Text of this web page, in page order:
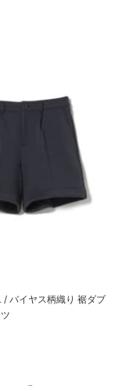
/ バイヤス柄織り 裾ダブ